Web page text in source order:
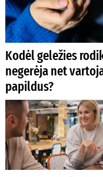
Kodėl geležies
negerėja net
papildus?